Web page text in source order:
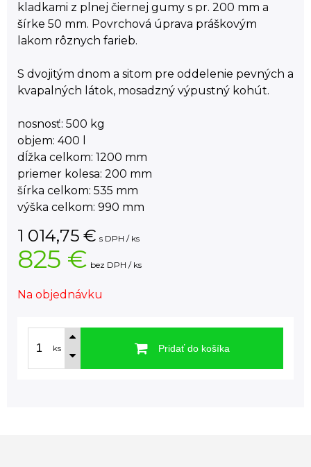
kladkami z plnej čiernej gumy s pr. 200 mm a
šírke 50 mm. Povrchová úprava práškovým
lakom rôznych farieb.
S dvojitým dnom a sitom pre oddelenie pevných a
kvapalných látok, mosadzný výpustný kohút.
nosnosť: 500 kg
objem: 400 l
dĺžka celkom: 1200 mm
priemer kolesa: 200 mm
šírka celkom: 535 mm
výška celkom: 990 mm
1 014,75 € s DPH / ks
825 € bez DPH / ks
Na objednávku
ks Pridať do košíka